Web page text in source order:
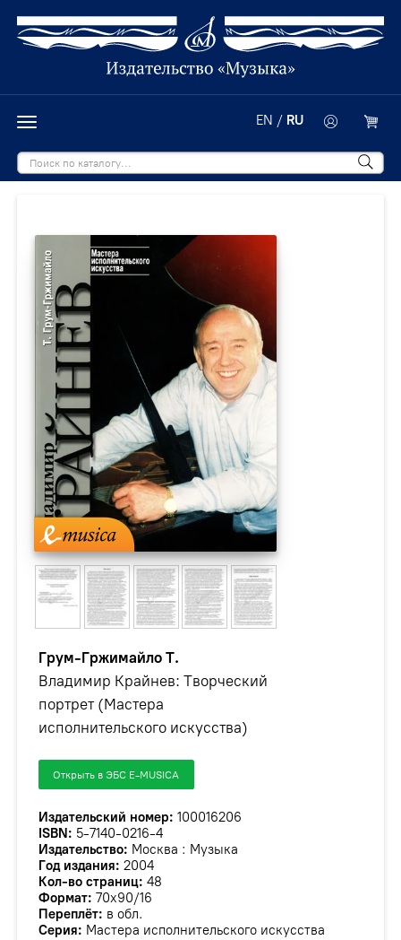
EN / RU
Грум-Гржимайло Т.
Владимир Крайнев: Творческий
портрет (Мастера
исполнительского искусства)
Открыть в ЭБС E-MUSICA
Издательский номер: 100016206
ISBN: 5-7140-0216-4
Издательство: Москва : Музыка
Год издания: 2004
Кол-во страниц: 48
Формат: 70х90/16
Переплёт: в обл.
Серия: Мастера исполнительского искусства